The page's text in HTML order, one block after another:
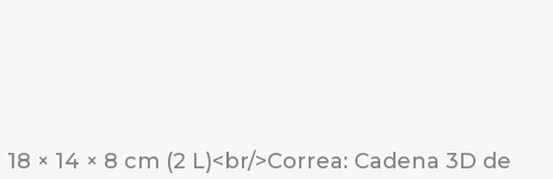
× 14 × 8 cm (2 L)<br/>Correa: Cadena 3D de